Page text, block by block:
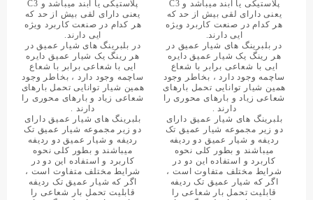
پلاستیکی یا آبند میباشد و C3
یعنی دارای لقی بیش از حد که
هر کدام در صنعت کاربرد ویژه
ایی دارند.
در بلبرینگ های شیار عمیق در
هر رینگ یک شیار عمیق دایره
ایی با شعاعی برابر با شعاع
ساچمه وجود دارد ، بخاطر وجود
همین شیار توانایی تحمل بارهای
شعاعی زیاد و بارهای محوری را
دارند .
بلبرینگ های شیار عمیق دارای
دو زیر مجموعه شیار عمیق تک
ردیفه و شیار عمیق دو ردیفه
میباشند و بطور کلی نحوه
کاربرد و استفاده این دو در
شرایط مختلف متفاوت است ،
اگر که شیار عمیق تک ردیفه
قابلیت تحمل بار شعاعی را
پلاستیکی یا آبند میباشد و C3
یعنی دارای لقی بیش از حد که
هر کدام در صنعت کاربرد ویژه
ایی دارند.
در بلبرینگ های شیار عمیق در
هر رینگ یک شیار عمیق دایره
ایی با شعاعی برابر با شعاع
ساچمه وجود دارد ، بخاطر وجود
همین شیار توانایی تحمل بارهای
شعاعی زیاد و بارهای محوری را
دارند .
بلبرینگ های شیار عمیق دارای
دو زیر مجموعه شیار عمیق تک
ردیفه و شیار عمیق دو ردیفه
میباشند و بطور کلی نحوه
کاربرد و استفاده این دو در
شرایط مختلف متفاوت است ،
اگر که شیار عمیق تک ردیفه
قابلیت تحمل بار شعاعی را